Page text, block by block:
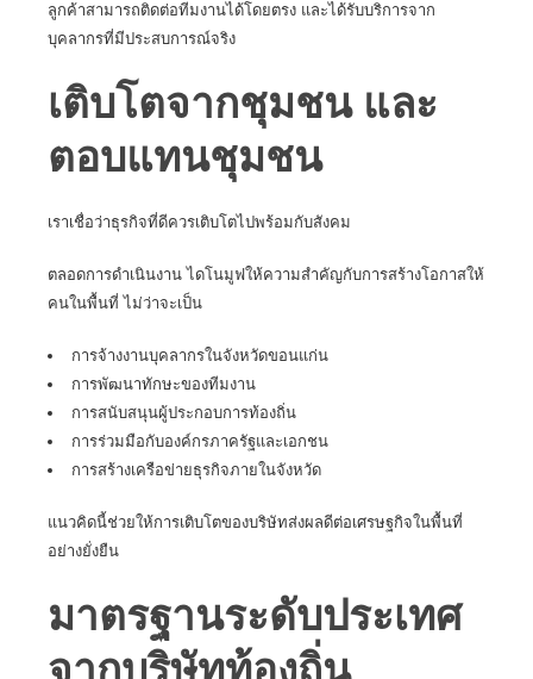
ลูกค้าสามารถติดต่อทีมงานได้โดยตรง และได้รับบริการจาก
บุคลากรที่มีประสบการณ์จริง
เติบโตจากชุมชน และ
ตอบแทนชุมชน
เราเชื่อว่าธุรกิจที่ดีควรเติบโตไปพร้อมกับสังคม
ตลอดการดำเนินงาน ไดโนมูฟให้ความสำคัญกับการสร้างโอกาสให้
คนในพื้นที่ ไม่ว่าจะเป็น
การจ้างงานบุคลากรในจังหวัดขอนแก่น
การพัฒนาทักษะของทีมงาน
การสนับสนุนผู้ประกอบการท้องถิ่น
การร่วมมือกับองค์กรภาครัฐและเอกชน
การสร้างเครือข่ายธุรกิจภายในจังหวัด
แนวคิดนี้ช่วยให้การเติบโตของบริษัทส่งผลดีต่อเศรษฐกิจในพื้นที่
อย่างยั่งยืน
มาตรฐานระดับประเทศ